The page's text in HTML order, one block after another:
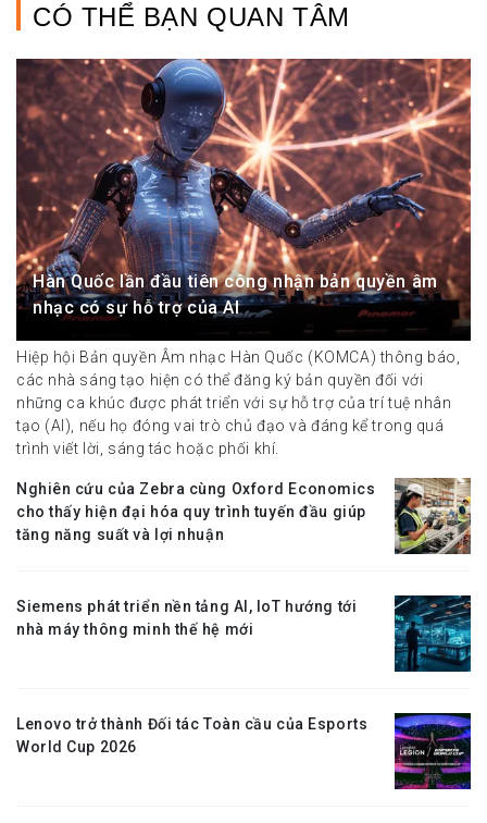
CÓ THỂ BẠN QUAN TÂM
Hàn Quốc lần đầu tiên công nhận bản quyền âm
nhạc có sự hỗ trợ của AI
Hiệp hội Bản quyền Âm nhạc Hàn Quốc (KOMCA) thông báo,
các nhà sáng tạo hiện có thể đăng ký bản quyền đối với
những ca khúc được phát triển với sự hỗ trợ của trí tuệ nhân
tạo (AI), nếu họ đóng vai trò chủ đạo và đáng kể trong quá
trình viết lời, sáng tác hoặc phối khí.
Nghiên cứu của Zebra cùng Oxford Economics
cho thấy hiện đại hóa quy trình tuyến đầu giúp
tăng năng suất và lợi nhuận
Siemens phát triển nền tảng AI, IoT hướng tới
nhà máy thông minh thế hệ mới
Lenovo trở thành Đối tác Toàn cầu của Esports
World Cup 2026